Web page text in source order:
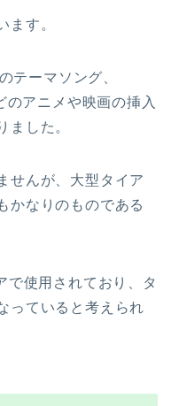
ます。
テーマソング、
のアニメや映画の挿入
ました。
せんが、大型タイア
かなりのものである
で使用されており、タ
っていると考えられ